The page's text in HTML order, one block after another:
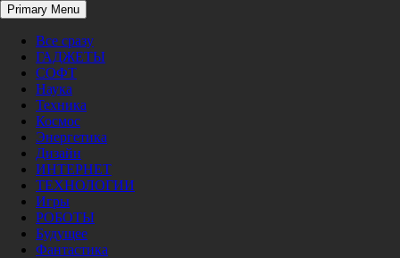
Skip
content
Pro/Hi-Tech
Search
Primary Menu
Все сразу
ГАДЖЕТЫ
СОФТ
Наука
Техника
Космос
Энергетика
Дизайн
ИНТЕРНЕТ
ТЕХНОЛОГИИ
Игры
РОБОТЫ
Будущее
Фантастика